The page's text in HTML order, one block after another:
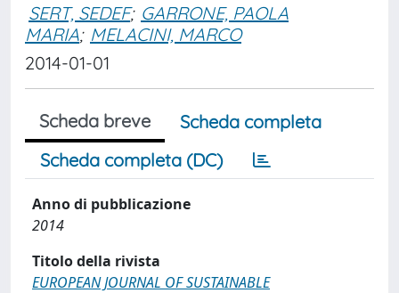
SERT, SEDEF; GARRONE, PAOLA
MARIA; MELACINI, MARCO
2014-01-01
Scheda breve
Scheda completa
Scheda completa (DC)
Anno di pubblicazione
2014
Titolo della rivista
EUROPEAN JOURNAL OF SUSTAINABLE